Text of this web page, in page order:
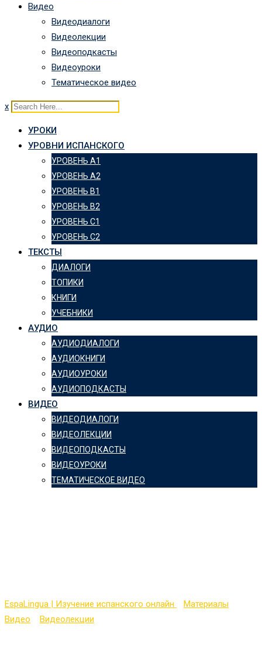
Видео
Видеодиалоги
Видеолекции
Видеоподкасты
Видеоуроки
Тематическое видео
x
УРОКИ
УРОВНИ ИСПАНСКОГО
УРОВЕНЬ А1
УРОВЕНЬ А2
УРОВЕНЬ B1
УРОВЕНЬ B2
УРОВЕНЬ C1
УРОВЕНЬ C2
ТЕКСТЫ
ДИАЛОГИ
ТОПИКИ
КНИГИ
УЧЕБНИКИ
АУДИО
АУДИОДИАЛОГИ
АУДИОКНИГИ
АУДИОУРОКИ
АУДИОПОДКАСТЫ
ВИДЕО
ВИДЕОДИАЛОГИ
ВИДЕОЛЕКЦИИ
ВИДЕОПОДКАСТЫ
ВИДЕОУРОКИ
ТЕМАТИЧЕСКОЕ ВИДЕО
EspaLingua | Изучение испанского онлайн Материалы
Видео
Видеолекции